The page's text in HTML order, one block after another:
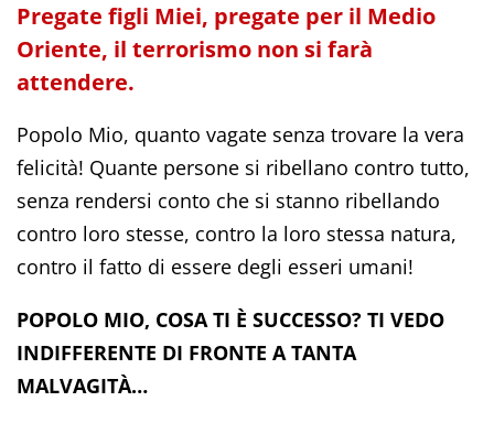
Pregate figli Miei, pregate per il Medio
Oriente, il terrorismo non si farà
attendere.
Popolo Mio, quanto vagate senza trovare la vera
felicità! Quante persone si ribellano contro tutto,
senza rendersi conto che si stanno ribellando
contro loro stesse, contro la loro stessa natura,
contro il fatto di essere degli esseri umani!
POPOLO MIO, COSA TI È SUCCESSO? TI VEDO
INDIFFERENTE DI FRONTE A TANTA
MALVAGITÀ…